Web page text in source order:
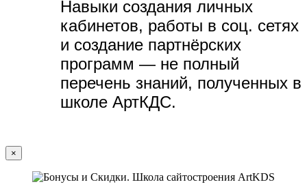
Навыки создания личных
кабинетов, работы в соц. сетях
и создание партнёрских
программ — не полный
перечень знаний, полученных в
школе АртКДС.
×